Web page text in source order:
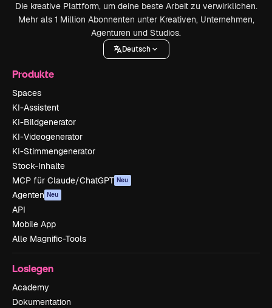
Die kreative Plattform, um deine beste Arbeit zu verwirklichen.
Mehr als 1 Million Abonnenten unter Kreativen, Unternehmen,
Agenturen und Studios.
Deutsch
Produkte
Spaces
KI-Assistent
KI-Bildgenerator
KI-Videogenerator
KI-Stimmengenerator
Stock-Inhalte
MCP für Claude/ChatGPT Neu
Agenten Neu
API
Mobile App
Alle Magnific-Tools
Loslegen
Academy
Dokumentation